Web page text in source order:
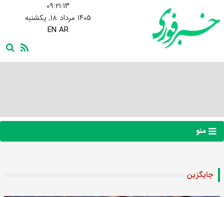
۰۹:۲۱:۱۴
۱۴۰۵ مرداد ۱۸, یکشنبه
EN AR
منو
جایگزین